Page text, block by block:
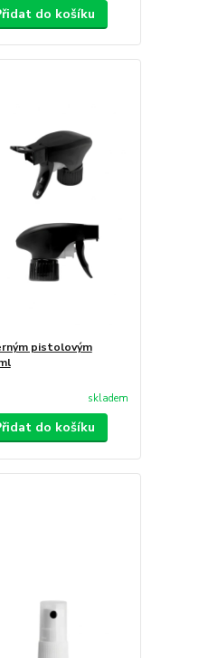
do košíku
pistolovým
skladem
do košíku